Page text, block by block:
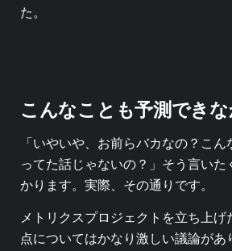
た。
こんなことも予測でき
「いやいや、お前らバカなの？こ
ってた話じゃないの？」そう言いた
かります。実際、その通りです。
メトリクスプロジェクトを立ち上げ
点についてはかなり激しい議論があ